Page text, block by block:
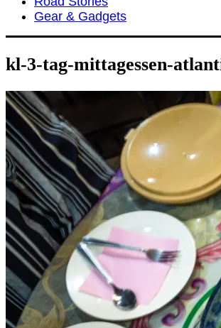
Gear & Gadgets
kl-3-tag-mittagessen-